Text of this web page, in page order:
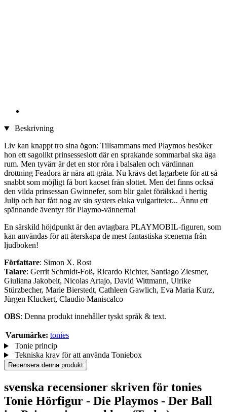
Beskrivning
Liv kan knappt tro sina ögon: Tillsammans med Playmos besöker
hon ett sagolikt prinsesseslott där en sprakande sommarbal ska äga
rum. Men tyvärr är det en stor röra i balsalen och värdinnan
drottning Feadora är nära att gråta. Nu krävs det lagarbete för att så
snabbt som möjligt få bort kaoset från slottet. Men det finns också
den vilda prinsessan Gwinnefer, som blir galet förälskad i hertig
Julip och har fått nog av sin systers elaka vulgariteter... Ännu ett
spännande äventyr för Playmo-vännerna!
En särskild höjdpunkt är den avtagbara PLAYMOBIL-figuren, som
kan användas för att återskapa de mest fantastiska scenerna från
ljudboken!
Författare: Simon X. Rost
Talare: Gerrit Schmidt-Foß, Ricardo Richter, Santiago Ziesmer,
Giuliana Jakobeit, Nicolas Artajo, David Wittmann, Ulrike
Stürzbecher, Marie Bierstedt, Cathleen Gawlich, Eva Maria Kurz,
Jürgen Kluckert, Claudio Maniscalco
OBS: Denna produkt innehåller tyskt språk & text.
Varumärke: tonies
Tonie princip
Tekniska krav för att använda Toniebox
Recensera denna produkt
svenska recensioner skriven för tonies
Tonie Hörfigur - Die Playmos - Der Ball